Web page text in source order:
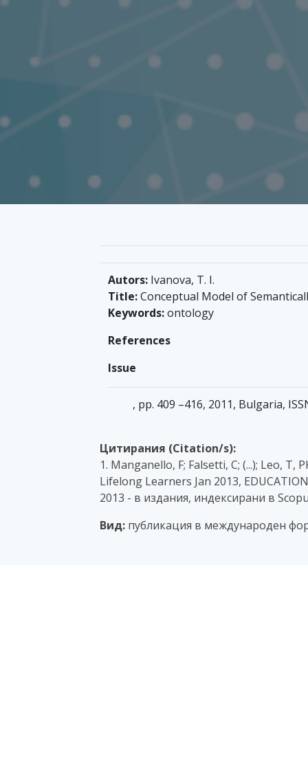
Autors: Ivanova, T. I.
Title:Conceptual Model of
Keywords:ontology
References
Issue
, pp. 409 –416, 2011, Bulgaria,
Цитирания (Citation/s):
1. Manganello, F; Falsetti, C; (...); Leo,
Lifelong Learners Jan 2013,
2013 - в издания, индексирани в
Вид: публикация в международен